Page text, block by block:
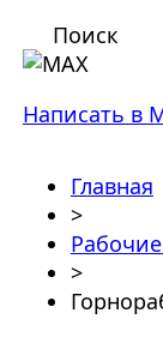
Поиск
Написать в
Главная
>
>